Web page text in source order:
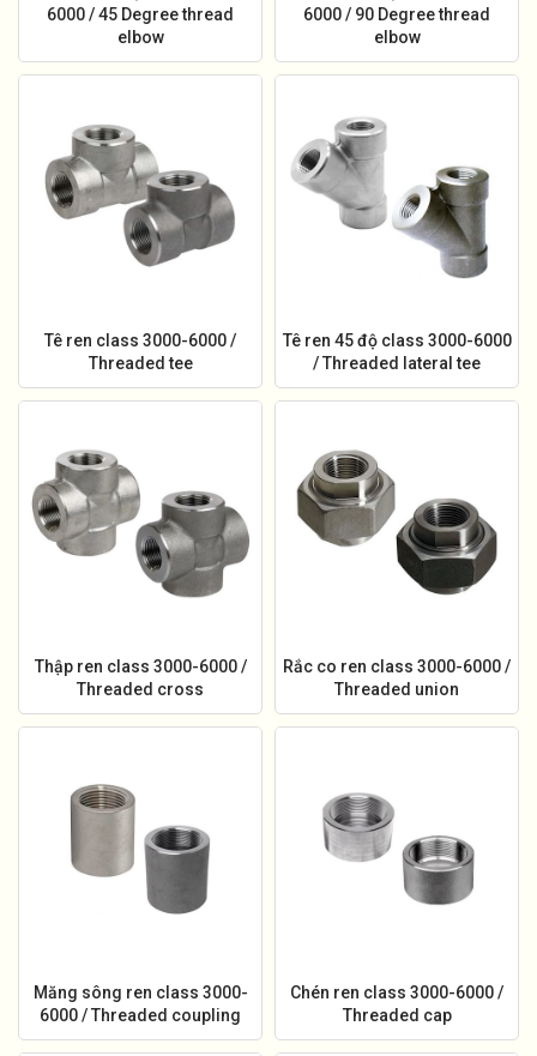
6000 / 45 Degree thread
elbow
6000 / 90 Degree thread
elbow
Tê ren class 3000-6000 /
Threaded tee
Tê ren 45 độ class 3000-6000
/ Threaded lateral tee
Thập ren class 3000-6000 /
Threaded cross
Rắc co ren class 3000-6000 /
Threaded union
Măng sông ren class 3000-
6000 / Threaded coupling
Chén ren class 3000-6000 /
Threaded cap